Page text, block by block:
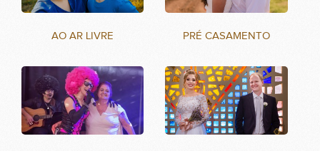
AO AR LIVRE PRÉ CASAMENTO